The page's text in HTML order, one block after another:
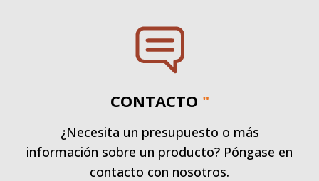
CONTACTO "
¿Necesita un presupuesto o más
información sobre un producto? Póngase en
contacto con nosotros.